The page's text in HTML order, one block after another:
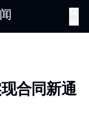
合同新通